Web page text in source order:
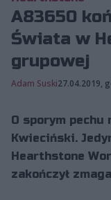
A83650
Świata w
grupowej
Adam Suski27.04.2019,
O sporym pechu
Kwieciński.
Hearthstone
zakończył